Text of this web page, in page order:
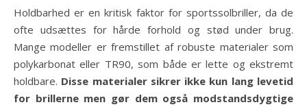
Holdbarhed er en kritisk faktor for sportssolbriller, da de
ofte udsættes for hårde forhold og stød under brug.
Mange modeller er fremstillet af robuste materialer som
polykarbonat eller TR90, som både er lette og ekstremt
holdbare. Disse materialer sikrer ikke kun lang levetid
for brillerne men gør dem også modstandsdygtige